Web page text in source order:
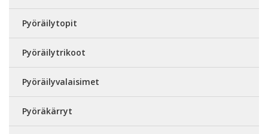
Pyöräilytopit
Pyöräilytrikoot
Pyöräilyvalaisimet
Pyöräkärryt